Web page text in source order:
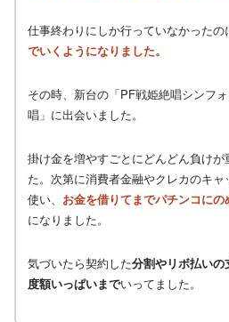
仕事終わりにしか行っていなかったの
でいくようになりました。
その時、新台の「PF戦姫絶唱シンフ
唱」に出会いました。
掛け金を増やすごとにどんどん負けが
た。次第に消費者金融やクレカのキャ
使い、 お金を借りてまでパチンコにの
になりました。
気づいたら契約した分割やリボ払いの
度額いっぱいまでいってました。